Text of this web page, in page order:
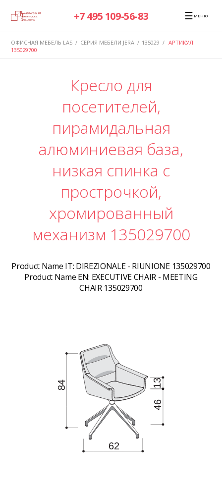
+7 495 109-56-83 ☰ МЕНЮ
ОФИСНАЯ МЕБЕЛЬ LAS / СЕРИЯ МЕБЕЛИ JERA / 135029 / АРТИКУЛ
135029700
Кресло для
посетителей,
пирамидальная
алюминиевая база,
низкая спинка с
прострочкой,
хромированный
механизм 135029700
Product Name IT: DIREZIONALE - RIUNIONE 135029700
Product Name EN: EXECUTIVE CHAIR - MEETING
CHAIR 135029700